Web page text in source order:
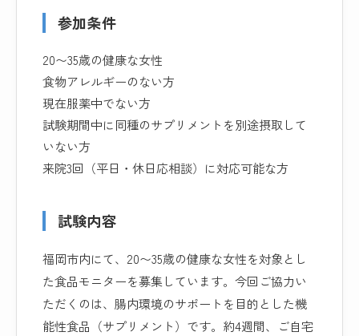
参加条件
20〜35歳の健康な女性
食物アレルギーのない方
現在服薬中でない方
試験期間中に同種のサプリメントを別途摂取して
いない方
来院3回（平日・休日応相談）に対応可能な方
試験内容
福岡市内にて、20〜35歳の健康な女性を対象とし
た食品モニターを募集しています。今回ご協力い
ただくのは、腸内環境のサポートを目的とした機
能性食品（サプリメント）です。約4週間、ご自宅